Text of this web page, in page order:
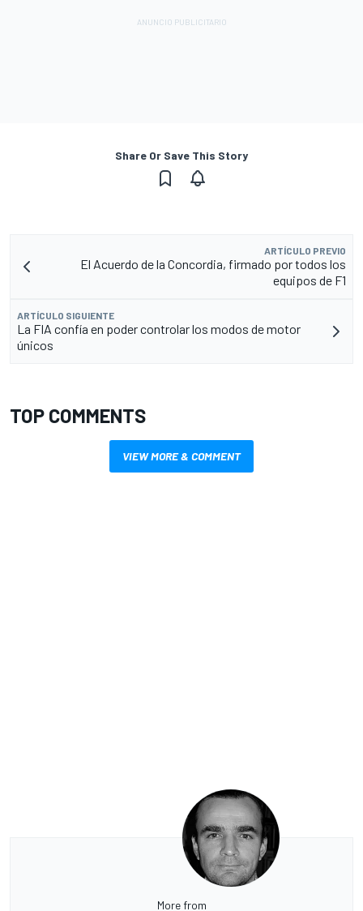
Share Or Save This Story
ARTÍCULO PREVIO
El Acuerdo de la Concordia, firmado por todos los
equipos de F1
ARTÍCULO SIGUIENTE
La FIA confía en poder controlar los modos de motor
únicos
TOP COMMENTS
VIEW MORE & COMMENT
More from